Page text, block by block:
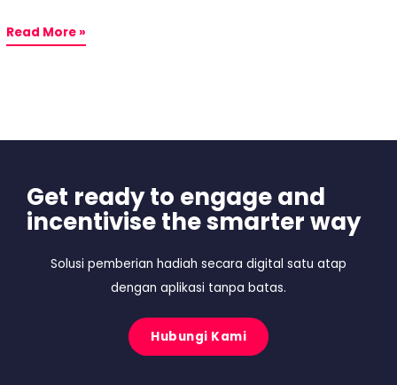
Read More »
Get ready to engage and
incentivise the smarter way
Solusi pemberian hadiah secara digital satu atap
dengan aplikasi tanpa batas.
Hubungi Kami